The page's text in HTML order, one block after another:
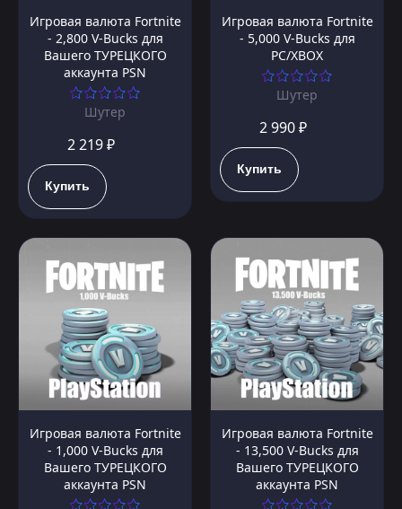
Игровая валюта Fortnite
- 2,800 V-Bucks для
Вашего ТУРЕЦКОГО
аккаунта PSN
Шутер
2 219 ₽
Купить
Игровая валюта Fortnite
- 5,000 V-Bucks для
PC/XBOX
Шутер
2 990 ₽
Купить
Игровая валюта Fortnite
- 1,000 V-Bucks для
Вашего ТУРЕЦКОГО
аккаунта PSN
Игровая валюта Fortnite
- 13,500 V-Bucks для
Вашего ТУРЕЦКОГО
аккаунта PSN